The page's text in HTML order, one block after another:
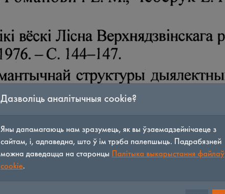
Дазволіць аналітычныя cookie?
Яны дапамагаюць нам зразумець, як вы ўзаемадзейнічаеце з
сайтам, і, адпаведна, што ў ім трэба палепшыць. Падрабязней
можна даведацца на старонцы Палітыка выкарыстання файлаў
cookie.